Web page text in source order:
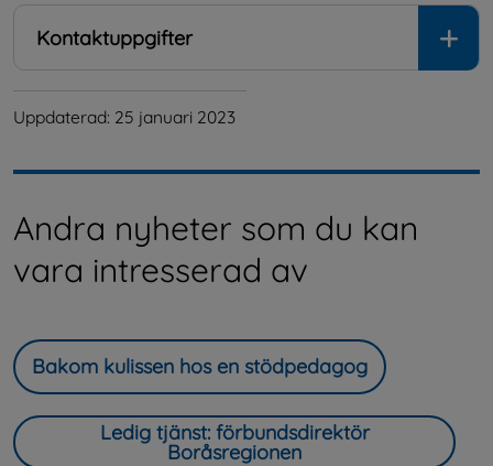
Kontaktuppgifter
Uppdaterad: 25 januari 2023
Andra nyheter som du kan
vara intresserad av
Bakom kulissen hos en stödpedagog
Ledig tjänst: förbundsdirektör
Boråsregionen